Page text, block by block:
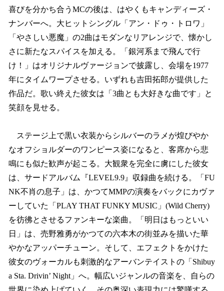
喜びを分かち合うMCの後は、はやくもキャンディーズ・
ナンバーへ。大ヒットシングル「アン・ドゥ・トロワ」
「やさしい悪魔」の2曲はモダンなリアレンジで、懐かし
さに新たなスパイスを加える。「銀河系まで飛んで行
け！」はオリジナルヴァージョンで披露し、会場を1977
年にタイムワープさせる。いずれも吉田拓郎が提供した
作品だ。歌い終えた彼女は「3曲とも大好きな曲です」と
笑顔を見せる。
ステージ上で黒い衣装からシルバーのラメが煌びやか
なオフショルダーのワンピース姿になると、客席から悲
鳴にも似た歓声が起こる。大観衆を完全に虜にした彼女
は、サードアルバム『LEVEL9.9』収録曲を続ける。「FU
NK不肖の息子」は、かつてMMPの演奏をバックにカヴァ
ーしていた「PLAY THAT FUNKY MUSIC」(Wild Cherry)
を彷彿とさせるファンキーな楽曲。「明日はもっといい
日」は、売野雅勇がかつての六本木の街並みを描いた華
やかなアッパーチューン。そして、エフェクトをかけた
彼女のヴォーカルも刺激的なアーバンテイストの「Shibuy
a Sta. Drivin’ Night」へ。幅広いジャンルの音楽を、自らの